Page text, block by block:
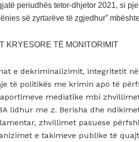
periudhës tetor-dhjetor 2021, si
së zyrtarëve të zgjedhur”
KRYESORE TË MONITORIMIT
e dekriminalizimit, integritetit
të politikës me krimin apo të
mediatike mbi
lidhur me z. Berisha dhe
zhvillimet pasuese
e takimeve publike të